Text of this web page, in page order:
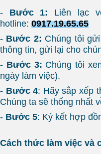
- Bước 1: Liên lạc
hotline: 0917.19.65.65
- Bước 2: Chúng tôi
thông tin, gửi lại cho
- Bước 3: Chúng tôi
ngày làm việc).
- Bước 4: Hãy sắp xếp
Chúng ta sẽ thống nhất
- Bước 5: Ký kết hợp
Cách thức làm việc và